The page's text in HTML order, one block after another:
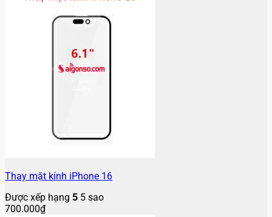
Thay mặt kính iPhone 16
Được xếp hạng 5 5 sao
700.000₫